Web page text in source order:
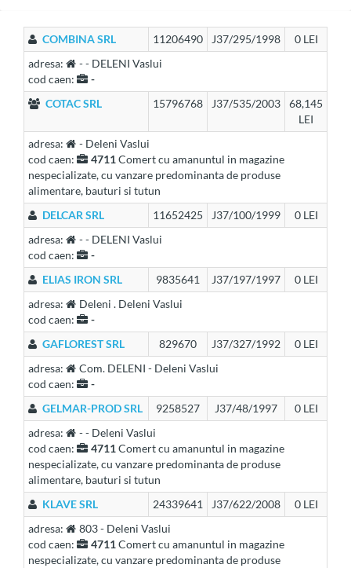
COMBINA SRL 11206490 J37/295/1998
0 LEI
adresa:
- - DELENI Vaslui
cod caen:
-
COTAC SRL
15796768 J37/535/2003
68,145
LEI
adresa:
- Deleni Vaslui
cod caen:
4711Comert cu amanuntul in magazine
nespecializate, cu vanzare predominanta de produse
alimentare, bauturi si tutun
DELCAR SRL
11652425 J37/100/1999
0 LEI
adresa:
- - DELENI Vaslui
cod caen:
-
ELIAS IRON SRL
9835641 J37/197/1997
0 LEI
adresa:
Deleni . Deleni Vaslui
cod caen:
-
GAFLOREST SRL
829670 J37/327/1992
0 LEI
adresa:
Com. DELENI - Deleni Vaslui
cod caen:
-
GELMAR-PROD SRL
9258527 J37/48/1997
0 LEI
adresa:
- - Deleni Vaslui
cod caen:
4711Comert cu amanuntul in magazine
nespecializate, cu vanzare predominanta de produse
alimentare, bauturi si tutun
KLAVE SRL
24339641 J37/622/2008
0 LEI
adresa:
803 - Deleni Vaslui
cod caen:
4711Comert cu amanuntul in magazine
nespecializate, cu vanzare predominanta de produse